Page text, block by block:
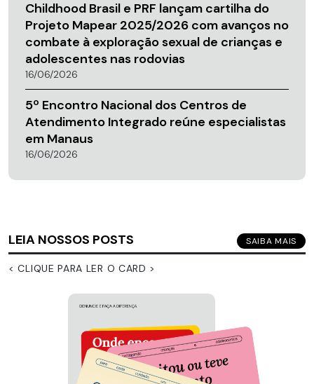
Childhood Brasil e PRF lançam cartilha do
Projeto Mapear 2025/2026 com avanços no
combate à exploração sexual de crianças e
adolescentes nas rodovias
16/06/2026
5º Encontro Nacional dos Centros de
Atendimento Integrado reúne especialistas
em Manaus
16/06/2026
LEIA NOSSOS POSTS SAIBA MAIS
< CLIQUE PARA LER O CARD >